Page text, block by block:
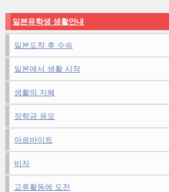
일본유학생 생활안내
일본도착 후 수속
일본에서 생활 시작
생활의 지혜
장학금 응모
아르바이트
비자
교류활동에 도전